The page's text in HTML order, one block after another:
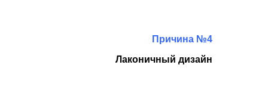
Причина №4
Лаконичный дизайн